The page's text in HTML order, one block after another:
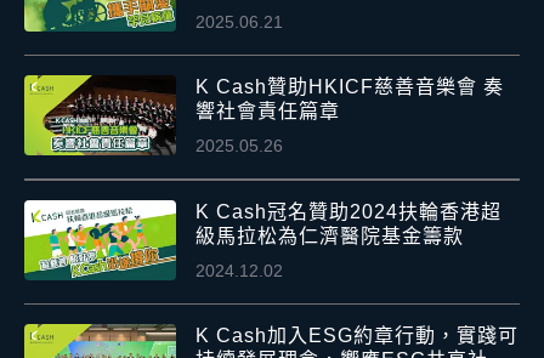
2025.06.21
K Cash贊助HKICF慈善音樂會 奏
響社會責任篇章
2025.05.26
K Cash冠名贊助2024扶輪香港超
級馬拉松為仁濟醫院基金籌款
2024.12.02
K Cash加入ESG約章行動，實踐可